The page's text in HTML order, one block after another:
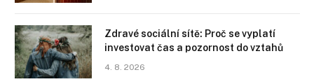
Zdravé sociální sítě: Proč se vyplatí
investovat čas a pozornost do vztahů
4. 8. 2026